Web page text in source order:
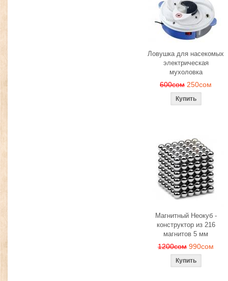
Ловушка для насекомых
электрическая
мухоловка
600сом 250сом
Магнитный Неокуб -
конструктор из 216
магнитов 5 мм
1200сом 990сом